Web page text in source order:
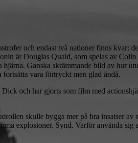
och endast två nationer finns kvar:
är Douglas Quaid, som spelas av
Ganska skrämmande bild av hur
vara förtryckt men glad ändå.
och har gjorts som film med
skulle bygga mer på bra insatser
explosioner. Synd. Varför använda sig